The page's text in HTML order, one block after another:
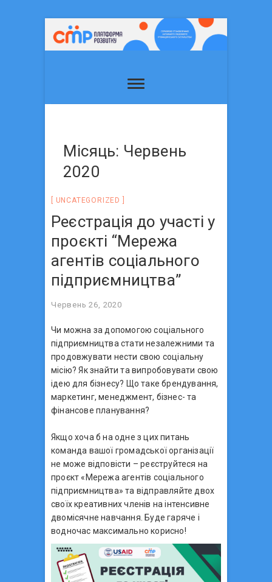
Місяць: Червень
2020
UNCATEGORIZED
Реєстрація до участі у
проєкті “Мережа
агентів соціального
підприємництва”
Червень 26, 2020
Чи можна за допомогою соціального
підприємництва стати незалежними та
продовжувати нести свою соціальну
місію? Як знайти та випробовувати свою
ідею для бізнесу? Що таке брендування,
маркетинг, менеджмент, бізнес- та
фінансове планування?
Якщо хоча б на одне з цих питань
команда вашої громадської організації
не може відповісти – реєструйтеся на
проєкт «Мережа агентів соціального
підприємництва» та відправляйте двох
своїх креативних членів на інтенсивне
двомісячне навчання. Буде гаряче і
водночас максимально корисно!